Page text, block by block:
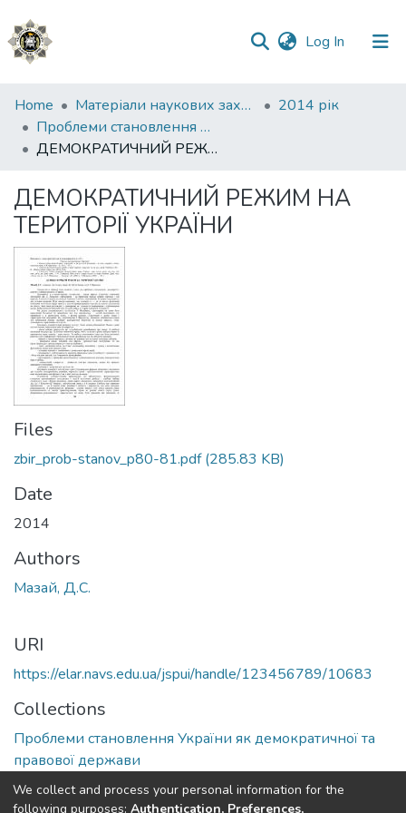
Log In (current)
Communities
&
Collections
Statistics
Home Матеріали наукових заходів
2014 рік
Проблеми становлення України як демократичної та правової держави
ДЕМОКРАТИЧНИЙ РЕЖИМ НА ТЕРИТОРІЇ УКРАЇНИ
ДЕМОКРАТИЧНИЙ РЕЖИМ НА
ТЕРИТОРІЇ УКРАЇНИ
Files
zbir_prob-stanov_p80-81.pdf(285.83 KB)
Date
2014
Authors
Мазай, Д.С.
URI
https://elar.navs.edu.ua/jspui/handle/123456789/10683
Collections
Проблеми становлення України як демократичної та
правової держави
Full item page
We collect and process your personal information for the
following purposes: Authentication, Preferences,